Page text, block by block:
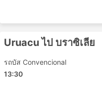
หนึ่งในสิ่งที่ดีที่สุดเกี่ยวกับก
Uruacu ไป บราซิเลีย
รถบัส Convencional
13:30